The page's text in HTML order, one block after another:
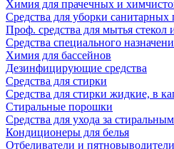
Химия для прачечных и
Средства для уборки
Проф. средства для мытья стекол
Средства специального
Химия для бассейнов
Дезинфицирующие средства
Средства для стирки
Средства для стирки жидкие, в
Стиральные порошки
Средства для ухода за
Кондиционеры для белья
Отбеливатели и пятновыводители